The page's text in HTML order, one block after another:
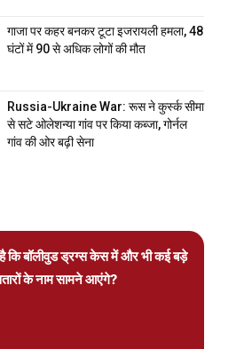
गाजा पर कहर बनकर टूटा इजरायली हमला, 48
घंटों में 90 से अधिक लोगों की मौत
Russia-Ukraine War: रूस ने कुर्स्क सीमा
से सटे ओलेशन्या गांव पर किया कब्जा, गोर्नल
गांव की ओर बढ़ी सेना
कि बॉलीवुड ड्रग्स केस में और भी कई बड़े
के नाम सामने आएंगे?